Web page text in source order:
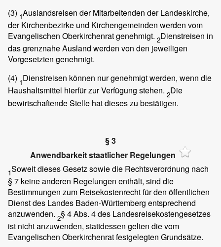
(3) 1Auslandsreisen der Mitarbeitenden der Landeskirche,
der Kirchenbezirke und Kirchengemeinden werden vom
Evangelischen Oberkirchenrat genehmigt. 2Dienstreisen in
das grenznahe Ausland werden von den jeweiligen
Vorgesetzten genehmigt.
(4) 1Dienstreisen können nur genehmigt werden, wenn die
Haushaltsmittel hierfür zur Verfügung stehen. 2Die
bewirtschaftende Stelle hat dieses zu bestätigen.
§ 3
Anwendbarkeit staatlicher Regelungen
1Soweit dieses Gesetz sowie die Rechtsverordnung nach
§ 7 keine anderen Regelungen enthält, sind die
Bestimmungen zum Reisekostenrecht für den öffentlichen
Dienst des Landes Baden-Württemberg entsprechend
anzuwenden. 2§ 4 Abs. 4 des Landesreisekostengesetzes
ist nicht anzuwenden, stattdessen gelten die vom
Evangelischen Oberkirchenrat festgelegten Grundsätze.